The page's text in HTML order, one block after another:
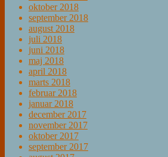
oktober 2018
september 2018
august 2018
juli 2018
juni 2018
maj 2018
april 2018
marts 2018
februar 2018
januar 2018
december 2017
november 2017
oktober 2017
september 2017